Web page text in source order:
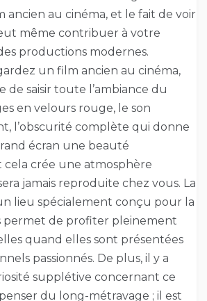
ancien au cinéma, et le fait de voir
même contribuer à votre
productions modernes.
un film ancien au cinéma,
de saisir toute l’ambiance du
en velours rouge, le son
l’obscurité complète qui donne
écran une beauté
crée une atmosphère
jamais reproduite chez vous. La
lieu spécialement conçu pour la
permet de profiter pleinement
quand elles sont présentées
passionnés. De plus, il y a
supplétive concernant ce
du long-métravage ; il est